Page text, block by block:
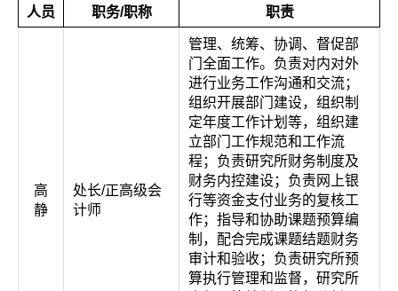
人员 职务/职称 职责
高
静
处长/正高级会
计师
管理、统筹、协调、督促部
门全面工作。负责对内对外
进行业务工作沟通和交流；
组织开展部门建设，组织制
定年度工作计划等，组织建
立部门工作规范和工作流
程；负责研究所财务制度及
财务内控建设；负责网上银
行等资金支付业务的复核工
作；指导和协助课题预算编
制，配合完成课题结题财务
审计和验收；负责研究所预
算执行管理和监督，研究所